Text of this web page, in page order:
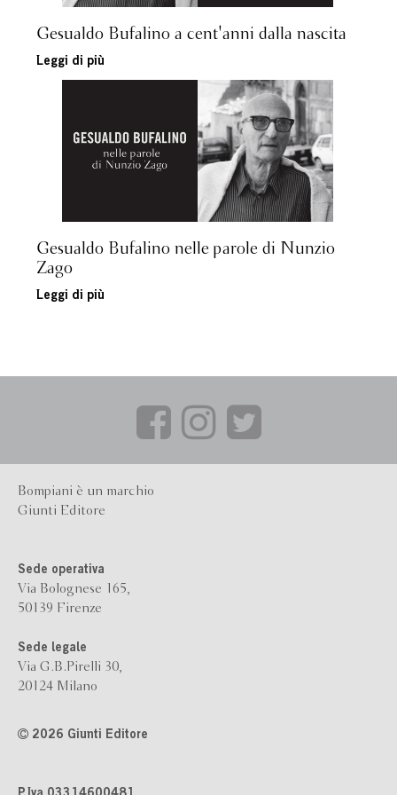
Gesualdo Bufalino a cent'anni dalla nascita
Leggi di più
Gesualdo Bufalino nelle parole di Nunzio
Zago
Leggi di più
Bompiani è un marchio
Giunti Editore
Sede operativa
Via Bolognese 165,
50139 Firenze
Sede legale
Via G.B.Pirelli 30,
20124 Milano
2026 Giunti Editore